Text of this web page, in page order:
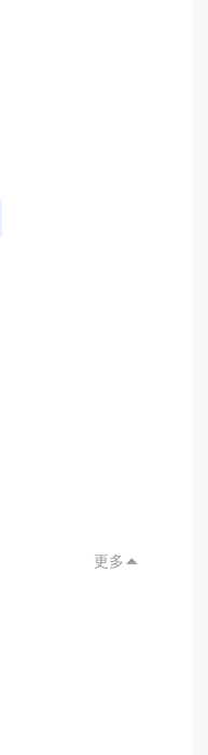
更多 